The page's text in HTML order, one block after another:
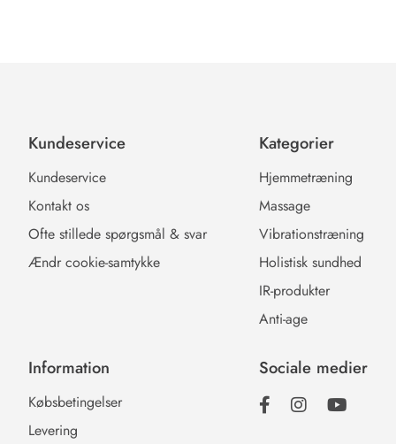
Kundeservice
Kundeservice
Kontakt os
Ofte stillede spørgsmål & svar
Ændr cookie-samtykke
Kategorier
Hjemmetræning
Massage
Vibrationstræning
Holistisk sundhed
IR-produkter
Anti-age
Information
Købsbetingelser
Levering
Sociale medier